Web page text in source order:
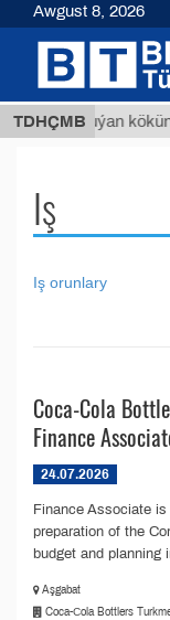
TDHÇMBBuýan
Iş
Iş orunlary
Coca-Сola
Finance
24.07.2026
Finance Associate
preparation of the
budget and planning
Aşgabat
Coca-Сola Bottlers
Awgust 8, 2026